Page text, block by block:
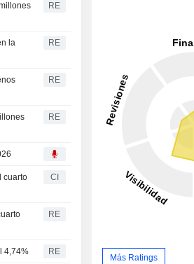
RE
la
RE
RE
RE
cuarto
CI
RE
4,74% RE
Más Ratings